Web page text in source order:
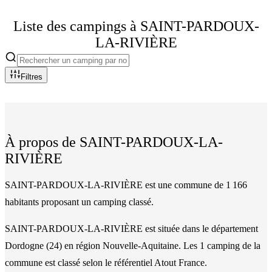
Liste des campings à SAINT-PARDOUX-
LA-RIVIÈRE
Filtres
À propos de SAINT-PARDOUX-LA-
RIVIÈRE
SAINT-PARDOUX-LA-RIVIÈRE est une commune de 1 166
habitants proposant un camping classé.
SAINT-PARDOUX-LA-RIVIÈRE est située dans le département
Dordogne (24) en région Nouvelle-Aquitaine. Les 1 camping de la
commune est classé selon le référentiel Atout France.